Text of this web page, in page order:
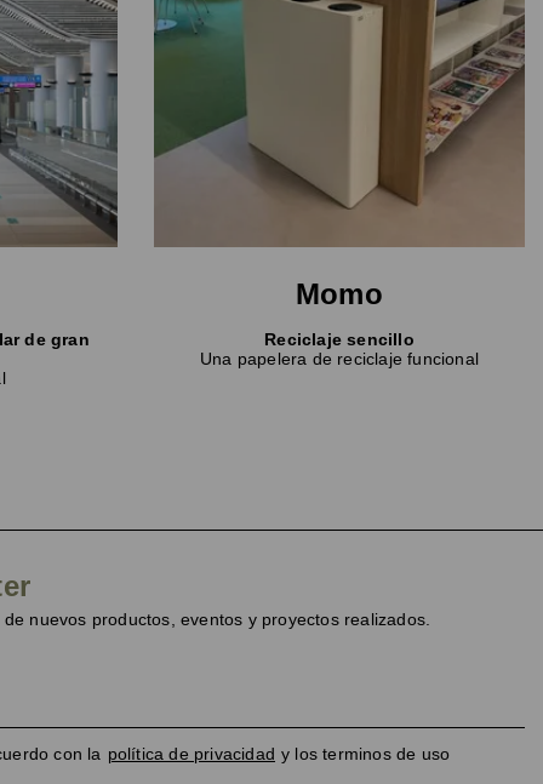
de gran
Momo
Reciclaje sencillo
Una papelera de reciclaje funcional
nuevos productos, eventos y proyectos realizados.
con la política de privacidad y los terminos de uso